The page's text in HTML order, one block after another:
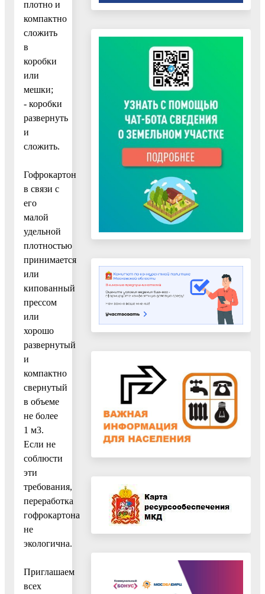
плотно и
компактно
сложить
в
коробки
или
мешки;
- коробки
развернуть
и
сложить.
Гофрокартон
в связи с
его
малой
удельной
плотностью
принимается
или
кипованный
прессом
или
хорошо
развернутый
и
компактно
свернутый
в объеме
не более
1 м3.
Если не
соблюсти
эти
требования,
переработка
гофрокартона
не
экологична.
Приглашаем
всех